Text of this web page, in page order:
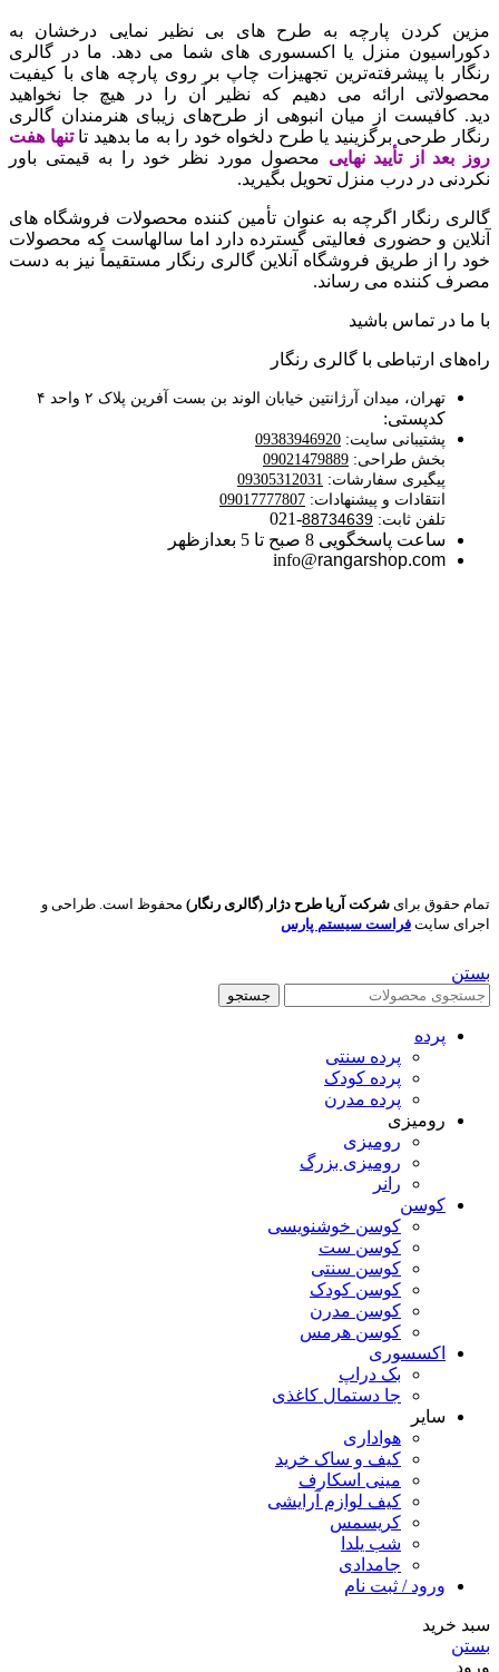
مزین کردن پارچه به طرح های بی نظیر نمایی درخشان به
دکوراسیون منزل یا اکسسوری های شما می دهد. ما در گالری
رنگار با پیشرفته‌ترین تجهیزات چاپ بر روی پارچه های با کیفیت
محصولاتی ارائه می دهیم که نظیر آن را در هیچ جا نخواهید
دید. کافیست از میان انبوهی از طرح‌های زیبای هنرمندان گالری
رنگار طرحی برگزینید یا طرح دلخواه خود را به ما بدهید تا تنها هفت
روز بعد از تأیید نهایی محصول مورد نظر خود را به قیمتی باور
نکردنی در درب منزل تحویل بگیرید.
گالری رنگار اگرچه به عنوان تأمین کننده محصولات فروشگاه های
آنلاین و حضوری فعالیتی گسترده دارد اما سالهاست که محصولات
خود را از طریق فروشگاه آنلاین گالری رنگار مستقیماً نیز به دست
مصرف کننده می رساند.
با ما در تماس باشید
راه‌های ارتباطی با گالری رنگار
تهران، میدان آرژانتین خیابان الوند بن بست آفرین پلاک ۲ واحد ۴
کدپستی:
پشتیبانی سایت: 09383946920
بخش طراحی: 09021479889
پیگیری سفارشات: 09305312031
انتقادات و پیشنهادات: 09017777807
تلفن ثابت: 88734639
-021
ساعت پاسخگویی 8 صبح تا 5 بعدازظهر​
info@rangarshop.com
تمام حقوق برای شرکت آریا طرح دژار (گالری رنگار) محفوظ است. طراحی و
اجرای سایت فراست سیستم پارس
بستن
جستجو
پرده
پرده سنتی
پرده کودک
پرده مدرن
رومیزی
رومیزی
رومیزی بزرگ
رانر
کوسن
کوسن خوشنویسی
کوسن ست
کوسن سنتی
کوسن کودک
کوسن مدرن
کوسن هرمس
اکسسوری
بک دراپ
جا دستمال کاغذی
سایر
هواداری
کیف و ساک خرید
مینی اسکارف
کیف لوازم آرایشی
کریسمس
شب یلدا
جامدادی
ورود / ثبت نام
سبد خرید
بستن
ورود